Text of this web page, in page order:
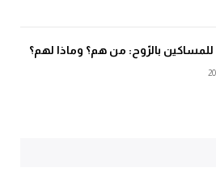
بالرّوح: من هم؟ وماذا لهم؟